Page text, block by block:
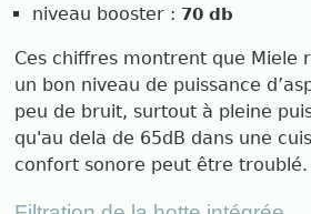
niveau booster : 70 db
Ces chiffres montrent que Miele
un bon niveau de puissance
peu de bruit, surtout à pleine
qu'au dela de 65dB dans une
confort sonore peut être troublé.